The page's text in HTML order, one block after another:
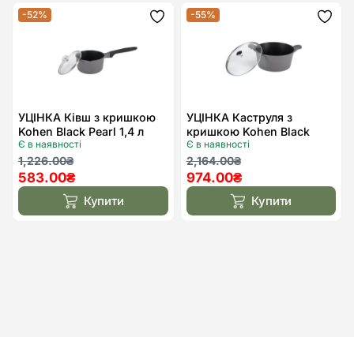
-52% Додати
УЦІНКА Ківш з кришкою
Kohen Black Pearl 1,4 л
Є в наявності
1,226.00₴
Оригінальна
ціна:
1,226.00₴.
583.00₴
Поточна
ціна:
583.00₴.Купити
-55%
УЦІНКА Каструля з
кришкою Kohen Black
Pearl 6,6 л
Є в наявності
2,164.00₴
Оригінальна
ціна:
2,164.00₴.
974.00₴
Поточна
ціна:
974.00₴. Купити